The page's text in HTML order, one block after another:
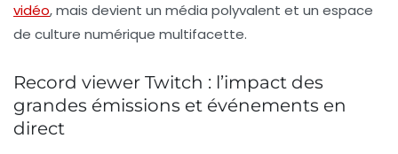
vidéo, mais devient un média polyvalent et un espace
de culture numérique multifacette.
Record viewer Twitch : l’impact des
grandes émissions et événements en
direct